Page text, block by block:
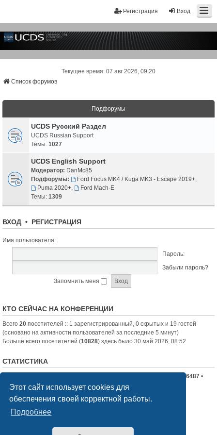
Этот сайт использует cookies для
обеспечения своей корректной работы.
Подробнее
Вход
Регистрация
Текущее время: 07 авг 2026, 09:20
Список форумов
Подфорумы
UCDS Русский Раздел
UCDS Russian Support
Темы: 1027
UCDS English Support
Модератор: DanMc85
Подфорумы:
Ford Focus MK4 / Kuga MK3 - Escape 2019+,
Puma 2020+,
Ford Mach-E
Темы: 1309
ВХОД • РЕГИСТРАЦИЯ
Имя пользователя:
Пароль:
Забыли пароль?
Запомнить меня
КТО СЕЙЧАС НА КОНФЕРЕНЦИИ
Всего 20 посетителей :: 1 зарегистрированный, 0 скрытых и 19 гостей
(основано на активности пользователей за последние 5 минут)
Больше всего посетителей (10828) здесь было 30 май 2026, 08:52
СТАТИСТИКА
• Всего пользователей:6487 •
Новый пользователь: nord-jeka
Список форумов
phpBB® Forum Software © phpBB Limited